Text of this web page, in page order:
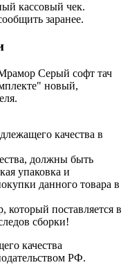
кассовый чек.
заранее.
Серый софт тач
новый,
качества в
должны быть
упаковка и
данного товара в
поставляется в
сборки!
качества
РФ.